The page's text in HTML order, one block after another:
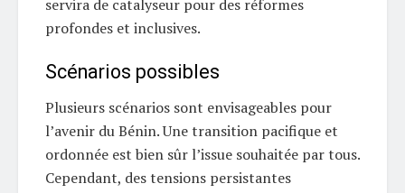
servira de catalyseur pour des réformes
profondes et inclusives.
Scénarios possibles
Plusieurs scénarios sont envisageables pour
l’avenir du Bénin. Une transition pacifique et
ordonnée est bien sûr l’issue souhaitée par tous.
Cependant, des tensions persistantes